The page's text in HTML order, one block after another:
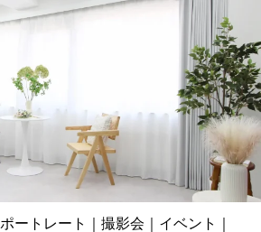
ポートレート｜撮影会｜イベント｜